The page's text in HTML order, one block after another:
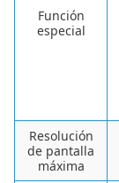
Función
especial
Resolución
de pantalla
máxima